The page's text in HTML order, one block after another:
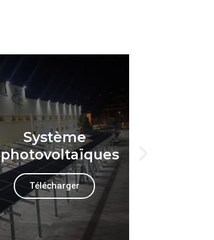
Système
photovoltaïques
Télécharger